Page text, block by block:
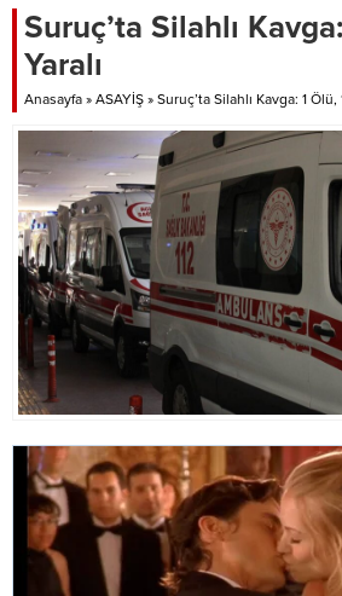
Suruç’ta Silahlı
Yaralı
Anasayfa » ASAYİŞ » Suruç’ta Silahlı Kavga: 1 Ölü,